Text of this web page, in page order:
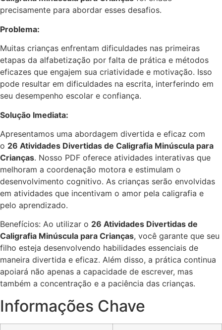
precisamente para abordar esses desafios.
Problema:
Muitas crianças enfrentam dificuldades nas primeiras
etapas da alfabetização por falta de prática e métodos
eficazes que engajem sua criatividade e motivação. Isso
pode resultar em dificuldades na escrita, interferindo em
seu desempenho escolar e confiança.
Solução Imediata:
Apresentamos uma abordagem divertida e eficaz com
o 26 Atividades Divertidas de Caligrafia Minúscula para
Crianças. Nosso PDF oferece atividades interativas que
melhoram a coordenação motora e estimulam o
desenvolvimento cognitivo. As crianças serão envolvidas
em atividades que incentivam o amor pela caligrafia e
pelo aprendizado.
Benefícios: Ao utilizar o 26 Atividades Divertidas de
Caligrafia Minúscula para Crianças, você garante que seu
filho esteja desenvolvendo habilidades essenciais de
maneira divertida e eficaz. Além disso, a prática continua
apoiará não apenas a capacidade de escrever, mas
também a concentração e a paciência das crianças.
Informações Chave